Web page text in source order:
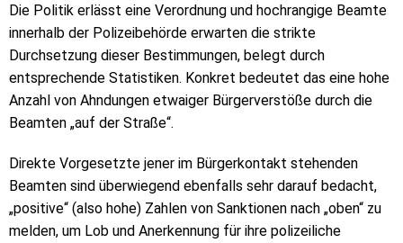
Die Politik erlässt eine Verordnung und hochrangige Beamte
innerhalb der Polizeibehörde erwarten die strikte
Durchsetzung dieser Bestimmungen, belegt durch
entsprechende Statistiken. Konkret bedeutet das eine hohe
Anzahl von Ahndungen etwaiger Bürgerverstöße durch die
Beamten „auf der Straße“.
Direkte Vorgesetzte jener im Bürgerkontakt stehenden
Beamten sind überwiegend ebenfalls sehr darauf bedacht,
„positive“ (also hohe) Zahlen von Sanktionen nach „oben“ zu
melden, um Lob und Anerkennung für ihre polizeiliche